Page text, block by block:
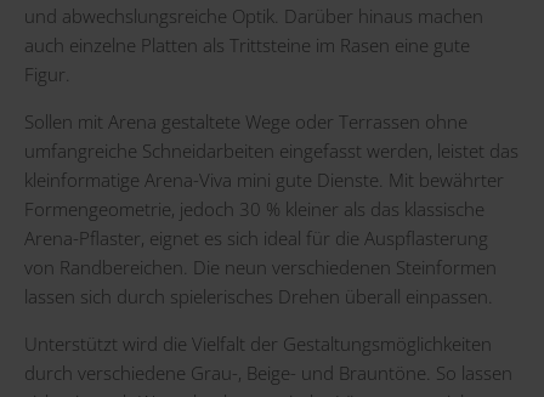
und abwechslungsreiche Optik. Darüber hinaus machen
auch einzelne Platten als Trittsteine im Rasen eine gute
Figur.
Sollen mit Arena gestaltete Wege oder Terrassen ohne
umfangreiche Schneidarbeiten eingefasst werden, leistet das
kleinformatige Arena-Viva mini gute Dienste. Mit bewährter
Formengeometrie, jedoch 30 % kleiner als das klassische
Arena-Pflaster, eignet es sich ideal für die Auspflasterung
von Randbereichen. Die neun verschiedenen Steinformen
lassen sich durch spielerisches Drehen überall einpassen.
Unterstützt wird die Vielfalt der Gestaltungsmöglichkeiten
durch verschiedene Grau-, Beige- und Brauntöne. So lassen